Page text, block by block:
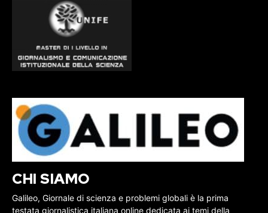
CHI SIAMO
Galileo, Giornale di scienza e problemi globali è la prima
testata giornalistica italiana online dedicata ai temi della